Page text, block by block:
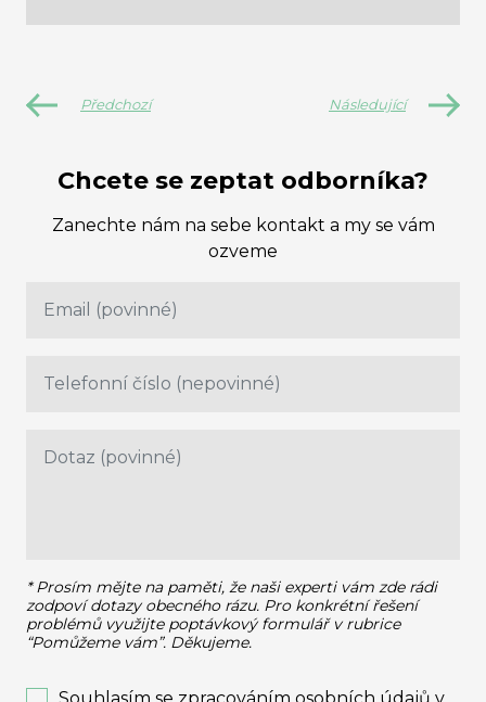
Předchozí Následující
Chcete se zeptat odborníka?
Zanechte nám na sebe kontakt a my se vám
ozveme
* Prosím mějte na paměti, že naši experti vám zde rádi
zodpoví dotazy obecného rázu. Pro konkrétní řešení
problémů využijte poptávkový formulář v rubrice
“Pomůžeme vám”. Děkujeme.